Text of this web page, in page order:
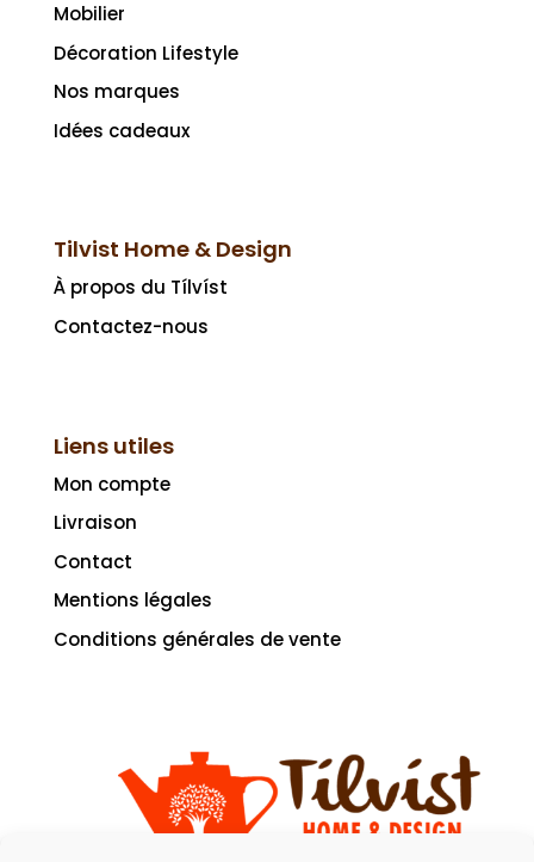
Mobilier
Décoration Lifestyle
Nos marques
Idées cadeaux
Tilvist Home & Design
À propos du Tílvíst
Contactez-nous
Liens utiles
Mon compte
Livraison
Contact
Mentions légales
Conditions générales de vente